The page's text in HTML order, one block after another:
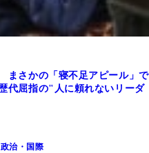
さかの「寝不足アピール」で
代屈指の"人に頼れないリーダ
政治・国際